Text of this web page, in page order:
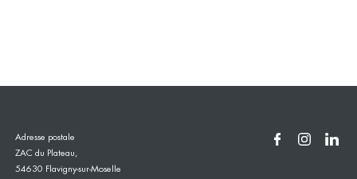
Adresse postale
ZAC du Plateau,
54630 Flavigny-sur-Moselle